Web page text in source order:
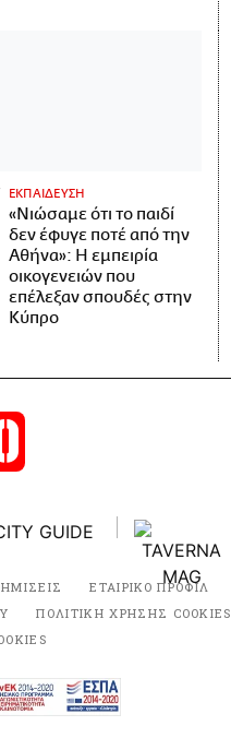
ΕΚΠΑΙΔΕΥΣΗ
«Νιώσαμε ότι το παιδί
δεν έφυγε ποτέ από την
Αθήνα»: Η εμπειρία
οικογενειών που
επέλεξαν σπουδές στην
Κύπρο
ΕΤΑΙΡΙΚΟ ΠΡΟΦΙΛ
ΠΟΛΙΤΙΚΗ ΧΡΗΣΗΣ COOKIES